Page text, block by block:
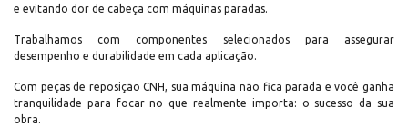
e evitando dor de cabeça com máquinas paradas.
Trabalhamos com componentes selecionados para assegurar
desempenho e durabilidade em cada aplicação.
Com peças de reposição CNH, sua máquina não fica parada e você ganha
tranquilidade para focar no que realmente importa: o sucesso da sua
obra.